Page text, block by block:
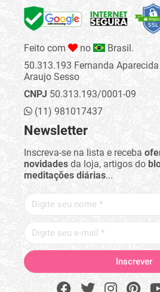
Feito com no
Brasil.
50.313.193 Fernanda
Araujo Sesso
CNPJ 50.313.193/0001-09
(11) 981017437
Newsletter
Inscreva-se na lista e receba
novidades da loja, artigos do
meditações diárias...